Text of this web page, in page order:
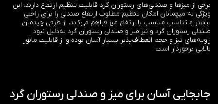
برخی از میزها و صندلی‌های رستوران گرد قابلیت تنظیم ارتفاع دارند. این
ویژگی به میهمانان امکان تنظیم مطلوب ارتفاع صندلی را برای راحتی
بیشتر و تناسب مناسب با ارتفاع میز فراهم می‌کند. از طرفی چیدمان
صندلی رستوران گرد و نیز میز و صندلی رستوران گرد به‌دلیل نبود
زاویه‌های تیز و حجم انعطاف‌پذیر بسیار آسان بوده و از قابلیت مانور
بالایی برخوردار است.
جابجایی آسان برای میز و صندلی رستوران گرد